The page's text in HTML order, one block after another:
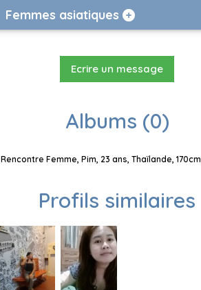
Femmes asiatiques
Ecrire un message
Albums (0)
Rencontre Femme, Pim, 23 ans, Thaïlande,
Profils similaires